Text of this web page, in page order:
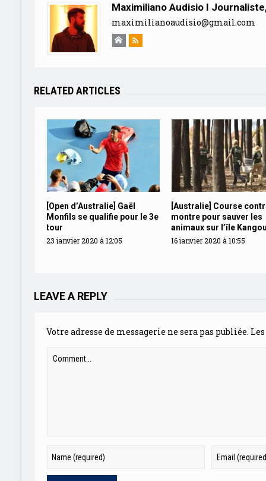
Maximiliano Audisio I
maximilianoaudisio@gmail.com
RELATED ARTICLES
[Open d’Australie] Gaël
Monfils se qualifie pour le 3e
tour
23 janvier 2020 à 12:05
[Australie] Course
montre pour sauver les
animaux sur l’île
16 janvier 2020 à 10:55
LEAVE A REPLY
Votre adresse de messagerie ne sera pas publiée.